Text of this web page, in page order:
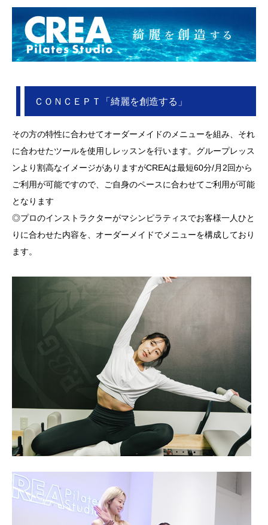
ＣＯＮＣＥＰＴ「綺麗を創造する」
その方の特性に合わせてオーダーメイドのメニューを組み、それ
に合わせたツールを使用しレッスンを行います。グループレッス
ンより割高なイメージがありますがCREAは最短60分/月2回から
ご利用が可能ですので、ご自身のペースに合わせてご利用が可能
となります
◎プロのインストラクターがマシンピラティスでお客様一人ひと
りに合わせた内容を、オーダーメイドでメニューを構成しており
ます。